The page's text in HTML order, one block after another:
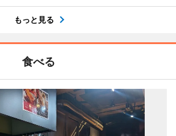
もっと見る
食べる